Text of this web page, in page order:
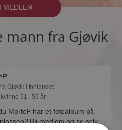
MEDLEM
mann fra Gjøvik
Gjøvik i Innlandet
kvinne 51 - 59 år
MorteP har et fotoalbum på
Bli medlem og se selv.